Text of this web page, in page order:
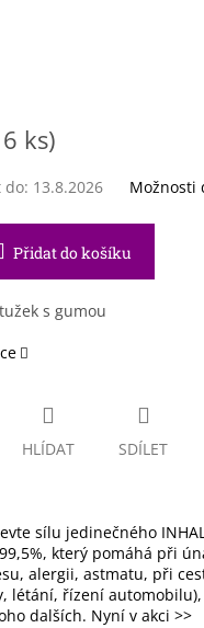
ks)
do: 13.8.2026 Možnosti
Přidat do košíku
s gumou
HLÍDAT SDÍLET
sílu jedinečného
který pomáhá při
alergii, astmatu, při
létání, řízení
dalších. Nyní v akci >>